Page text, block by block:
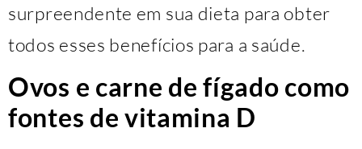
surpreendente em sua dieta para obter
todos esses benefícios para a saúde.
Ovos e carne de fígado como
fontes de vitamina D